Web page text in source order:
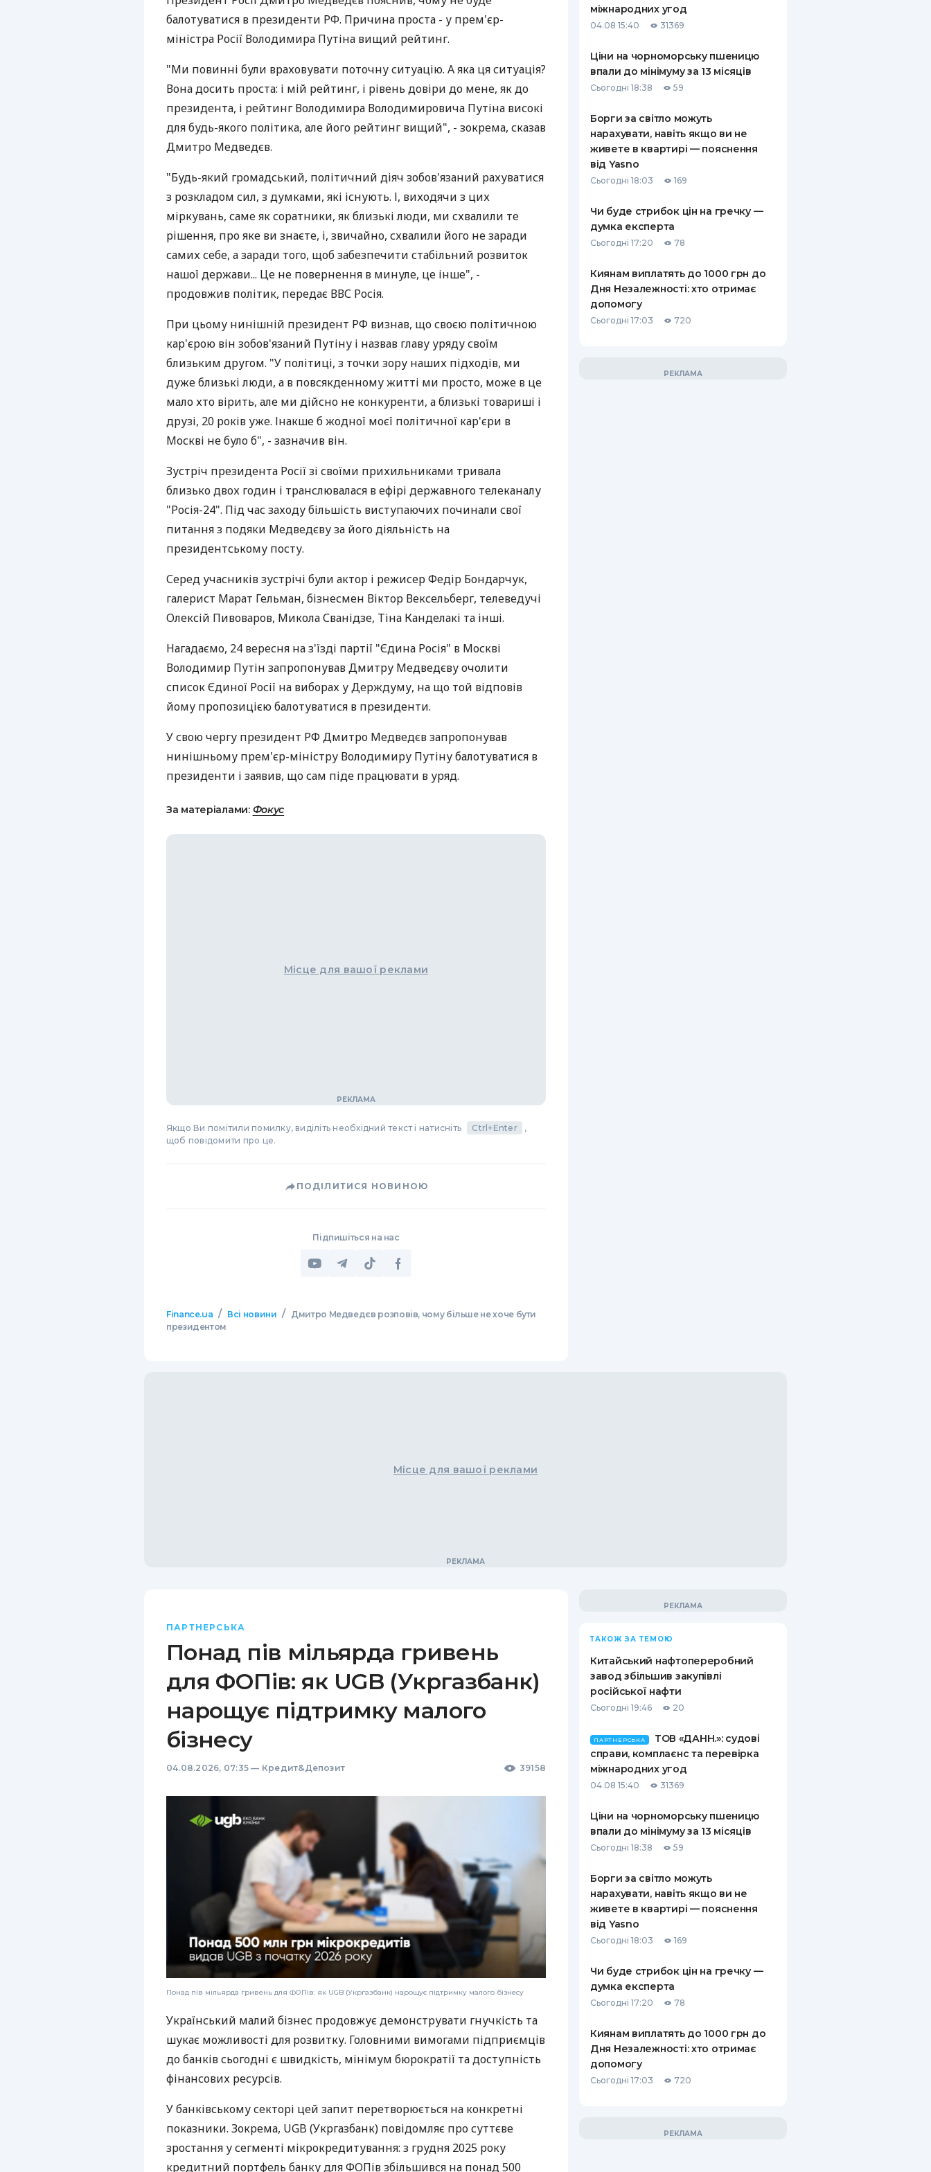
РЕЙТИНГ ДЕБЕТОВИХ
КЕШБЕКУ
ПУТІВНИКИ ПО
БАНКІВСЬКИХ КАРТКАХ
ПУТІВНИКИ ПО
ВСІ СТРАХОВІ ПОЛІСИ
СТРАХОВІ КОМПАНІЇ
ВІДГУКИ ПРО СТРАХОВІ
КОМПАНІЇ
ДОСТАВКА І ОПЛАТА
КОНТАКТИ
балотуватися в президенти РФ. Причина проста - у прем'єр-
міністра Росії Володимира Путіна вищий рейтинг.
"Ми повинні були враховувати поточну ситуацію. А яка ця ситуація?
Вона досить проста: і мій рейтинг, і рівень довіри до мене, як до
президента, і рейтинг Володимира Володимировича Путіна високі
для будь-якого політика, але його рейтинг вищий", - зокрема, сказав
Дмитро Медведєв.
"Будь-який громадський, політичний діяч зобов'язаний рахуватися
з розкладом сил, з думками, які існують. І, виходячи з цих
міркувань, саме як соратники, як близькі люди, ми схвалили те
рішення, про яке ви знаєте, і, звичайно, схвалили його не заради
самих себе, а заради того, щоб забезпечити стабільний розвиток
нашої держави... Це не повернення в минуле, це інше", -
продовжив політик, передає ВВС Росія.
При цьому нинішній президент РФ визнав, що своєю політичною
кар'єрою він зобов'язаний Путіну і назвав главу уряду своїм
близьким другом. "У політиці, з точки зору наших підходів, ми
дуже близькі люди, а в повсякденному житті ми просто, може в це
мало хто вірить, але ми дійсно не конкуренти, а близькі товариші і
друзі, 20 років уже. Інакше б жодної моєї політичної кар'єри в
Москві не було б", - зазначив він.
Зустріч президента Росії зі своїми прихильниками тривала
близько двох годин і транслювалася в ефірі державного телеканалу
"Росія-24". Під час заходу більшість виступаючих починали свої
питання з подяки Медведєву за його діяльність на
президентському посту.
Серед учасників зустрічі були актор і режисер Федір Бондарчук,
галерист Марат Гельман, бізнесмен Віктор Вексельберг, телеведучі
Олексій Пивоваров, Микола Сванідзе, Тіна Канделакі та інші.
Нагадаємо, 24 вересня на з'їзді партії "Єдина Росія" в Москві
Володимир Путін запропонував Дмитру Медведєву очолити
список Єдиної Росії на виборах у Держдуму, на що той відповів
йому пропозицією балотуватися в президенти.
У свою чергу президент РФ Дмитро Медведєв запропонував
нинішньому прем'єр-міністру Володимиру Путіну балотуватися в
президенти і заявив, що сам піде працювати в уряд.
За матеріалами: Фокус
Місце для вашої реклами
Якщо Ви помітили помилку, виділіть необхідний текст і натисніть Ctrl+Enter
,
щоб повідомити про це.
ПОДІЛИТИСЯ НОВИНОЮ
Підпишіться на нас
Finance.ua / Всі новини / Дмитро Медведєв розповів, чому більше не хоче бути
президентом
міжнародних угод
04.08 15:40 31369
Ціни на чорноморську пшеницю
впали до мінімуму за 13 місяців
Сьогодні 18:38 59
Борги за світло можуть
нарахувати, навіть якщо ви не
живете в квартирі — пояснення
від Yasno
Сьогодні 18:03 169
Чи буде стрибок цін на гречку —
думка експерта
Сьогодні 17:20 78
Киянам виплатять до 1000 грн до
Дня Незалежності: хто отримає
допомогу
Сьогодні 17:03 720
Місце для вашої реклами
ПАРТНЕРСЬКА
Понад пів мільярда гривень
для ФОПів: як UGB (Укргазбанк)
нарощує підтримку малого
бізнесу
04.08.2026, 07:35 — Кредит&Депозит 39158
Понад пів мільярда гривень для ФОПів: як UGB (Укргазбанк) нарощує підтримку малого бізнесу
Український малий бізнес продовжує демонструвати гнучкість та
шукає можливості для розвитку. Головними вимогами підприємців
до банків сьогодні є швидкість, мінімум бюрократії та доступність
фінансових ресурсів.
У банківському секторі цей запит перетворюється на конкретні
показники. Зокрема, UGB (Укргазбанк) повідомляє про суттєве
зростання у сегменті мікрокредитування: з грудня 2025 року
кредитний портфель банку для ФОПів збільшився на понад 500
ТАКОЖ ЗА ТЕМОЮ
Китайський нафтопереробний
завод збільшив закупівлі
російської нафти
Сьогодні 19:46 20
ПАРТНЕРСЬКА
ТОВ «ДАНН.»: судові
справи, комплаєнс та перевірка
міжнародних угод
04.08 15:40 31369
Ціни на чорноморську пшеницю
впали до мінімуму за 13 місяців
Сьогодні 18:38 59
Борги за світло можуть
нарахувати, навіть якщо ви не
живете в квартирі — пояснення
від Yasno
Сьогодні 18:03 169
Чи буде стрибок цін на гречку —
думка експерта
Сьогодні 17:20 78
Киянам виплатять до 1000 грн до
Дня Незалежності: хто отримає
допомогу
Сьогодні 17:03 720